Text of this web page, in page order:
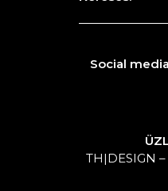
Social
TH|DESIGN